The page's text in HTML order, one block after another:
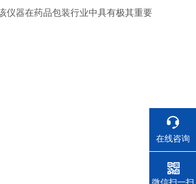
仪器在药品包装行业中具有极其重要
在线咨询
电话